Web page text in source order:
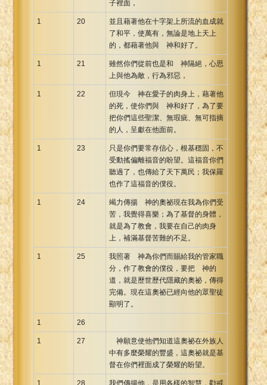
子裡面，
1 20
並且藉著他在十字架上所流的血成就
了和平，使萬有，無論是地上天上
的，都藉著他與 神和好了。
1 21
雖然你們從前也是和 神隔絕，心思
上與他為敵，行為邪惡，
1 22
但現今 神在愛子的肉身上，藉著他
的死，使你們與 神和好了，為了要
把你們這些聖潔、無瑕疵、無可指摘
的人，呈獻在他面前。
1 23
只是你們要常存信心，根基穩固，不
受動搖偏離福音的盼望。這福音你們
聽過了，也傳給了天下萬民；我保羅
也作了這福音的僕役。
1 24
竭力傳揚 神的奧祕現在我為你們受
苦，我覺得喜樂；為了基督的身體，
就是為了教會，我要在自己的肉身
上，補滿基督苦難的不足。
1 25
我照著 神為你們而賜給我的管家職
分，作了教會的僕役，要把 神的
道，就是歷世歷代隱藏的奧祕，傳得
完備。現在這奧祕已經向他的眾聖徒
顯明了。
1 26
1 27
神願意使他們知道這奧祕在外族人
中有多麼榮耀的豐盛，這奧祕就是基
督在你們裡面成了榮耀的盼望。
1 28
我們傳揚他，是用各樣的智慧，勸戒